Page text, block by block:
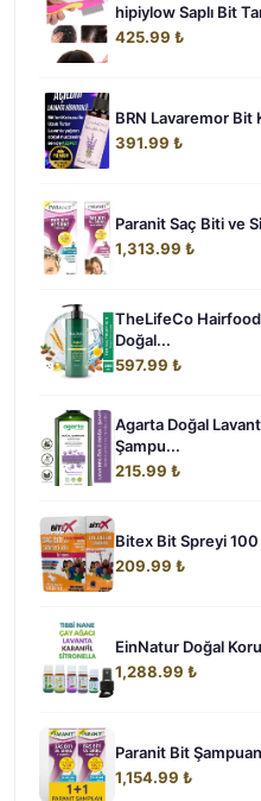
hipiylow Saplı Bit
425.99 ₺
BRN Lavaremor Bit
391.99 ₺
Paranit Saç Biti ve
1,313.99 ₺
TheLifeCo Hairfood
Doğal...
597.99 ₺
Agarta Doğal
Şampu...
215.99 ₺
Bitex Bit Spreyi
209.99 ₺
EinNatur Doğal
1,288.99 ₺
Paranit Bit
1,154.99 ₺